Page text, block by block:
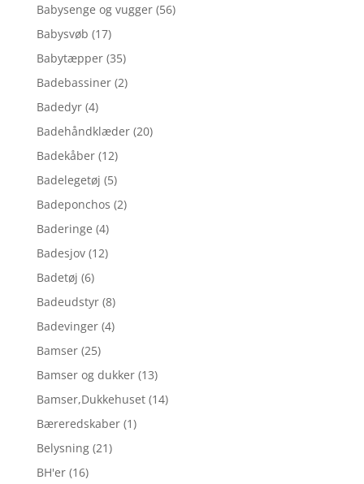
Babysenge og vugger (56)
Babysvøb (17)
Babytæpper (35)
Badebassiner (2)
Badedyr (4)
Badehåndklæder (20)
Badekåber (12)
Badelegetøj (5)
Badeponchos (2)
Baderinge (4)
Badesjov (12)
Badetøj (6)
Badeudstyr (8)
Badevinger (4)
Bamser (25)
Bamser og dukker (13)
Bamser,Dukkehuset (14)
Bæreredskaber (1)
Belysning (21)
BH'er (16)